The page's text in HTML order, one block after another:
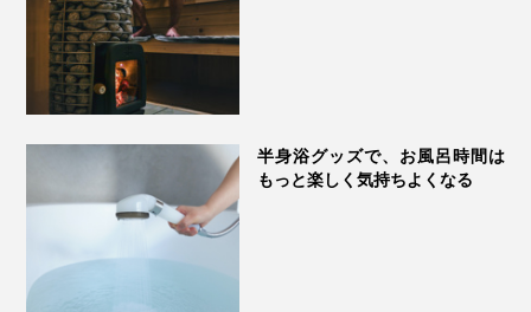
半身浴グッズで、お風呂時間は
もっと楽しく気持ちよくなる